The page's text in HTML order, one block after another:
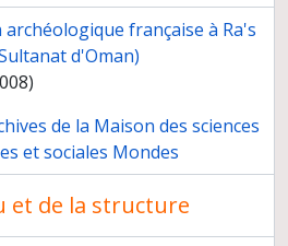
archéologique française à Ra's
d'Oman)
de la Maison des sciences
et sociales Mondes
et de la structure